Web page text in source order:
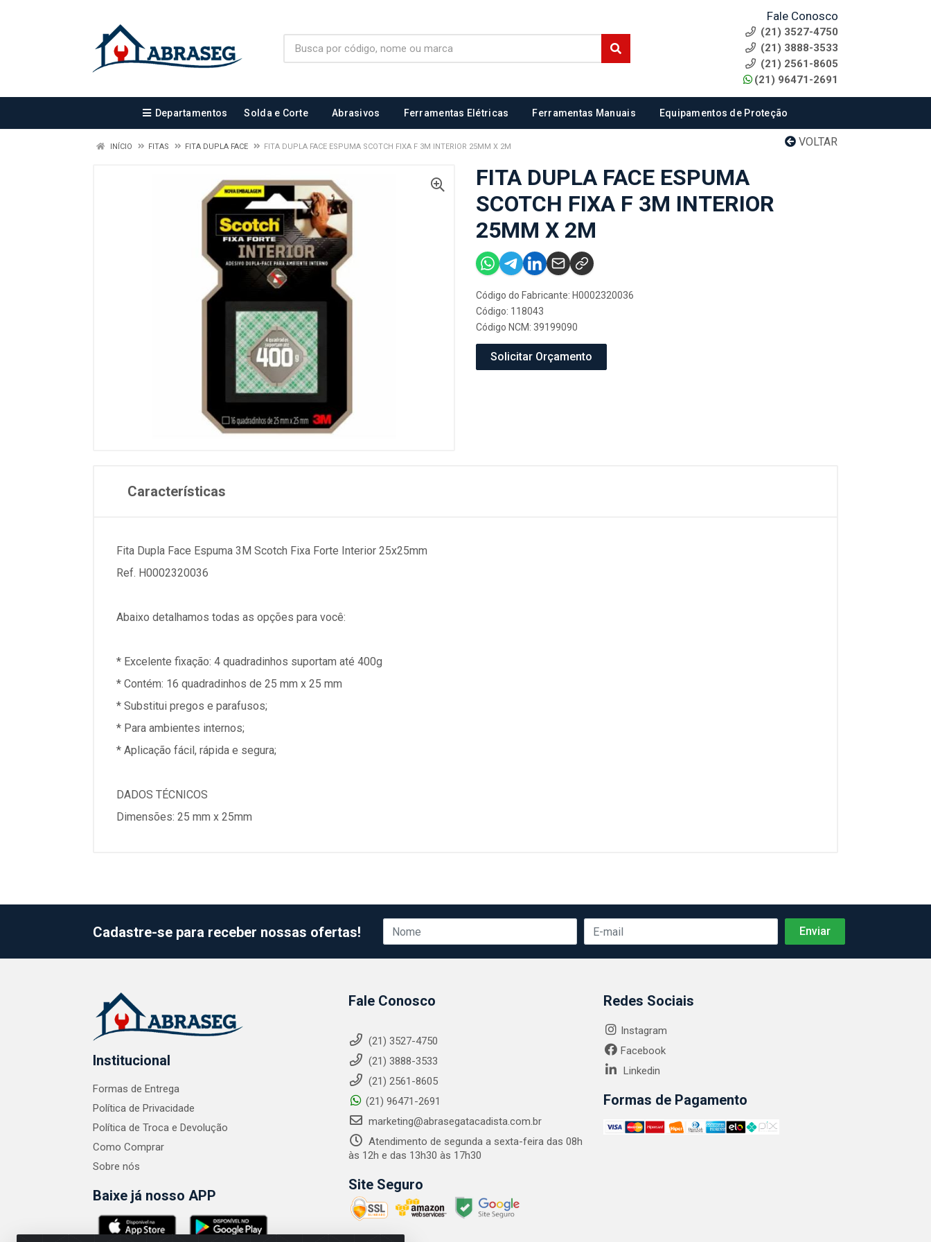
Fale Conosco
(21) 3527-4750
(21) 3888-3533
(21) 2561-8605
(21) 96471-2691
Departamentos Solda e Corte Abrasivos Ferramentas Elétricas Ferramentas Manuais Equipamentos de Proteção
VOLTAR
INÍCIO FITAS FITA DUPLA FACE FITA DUPLA FACE ESPUMA SCOTCH FIXA F 3M INTERIOR 25MM X 2M
FITA DUPLA FACE ESPUMA
SCOTCH FIXA F 3M INTERIOR
25MM X 2M
Código do Fabricante: H0002320036
Código: 118043
Código NCM: 39199090
Solicitar Orçamento
Características
Fita Dupla Face Espuma 3M Scotch Fixa Forte Interior 25x25mm
Ref. H0002320036
Abaixo detalhamos todas as opções para você:
* Excelente fixação: 4 quadradinhos suportam até 400g
* Contém: 16 quadradinhos de 25 mm x 25 mm
* Substitui pregos e parafusos;
* Para ambientes internos;
* Aplicação fácil, rápida e segura;
DADOS TÉCNICOS
Dimensões: 25 mm x 25mm
Cadastre-se para receber nossas ofertas!
Institucional
Formas de Entrega
Política de Privacidade
Política de Troca e Devolução
Como Comprar
Sobre nós
Baixe já nosso APP
Fale Conosco
(21) 3527-4750
(21) 3888-3533
(21) 2561-8605
(21) 96471-2691
marketing@abrasegatacadista.com.br
Atendimento de segunda a sexta-feira das 08h
às 12h e das 13h30 às 17h30
Site Seguro
Redes Sociais
Instagram
Facebook
Linkedin
Formas de Pagamento